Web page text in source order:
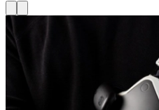
Nieuw project:
werken op afstand
Wat als toekomstige professionals